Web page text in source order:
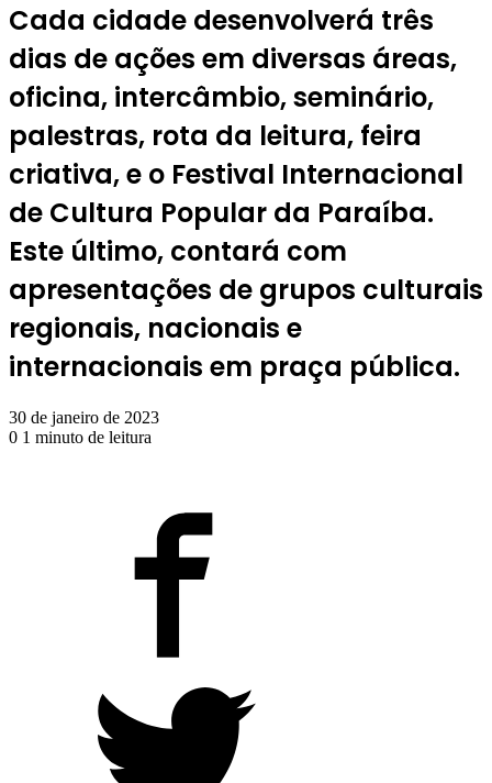
Cada cidade desenvolverá três
dias de ações em diversas áreas,
oficina, intercâmbio, seminário,
palestras, rota da leitura, feira
criativa, e o Festival Internacional
de Cultura Popular da Paraíba.
Este último, contará com
apresentações de grupos culturais
regionais, nacionais e
internacionais em praça pública.
30 de janeiro de 2023
0 1 minuto de leitura